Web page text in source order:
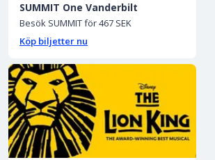
SUMMIT One Vanderbilt
Besök SUMMIT för 467 SEK
Köp biljetter nu